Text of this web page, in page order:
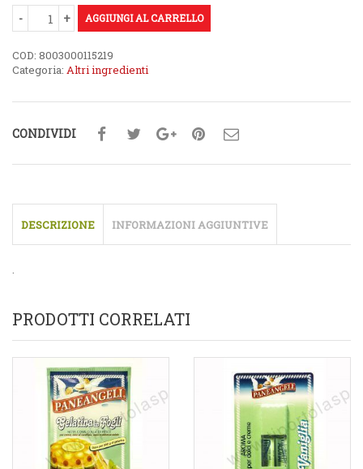
AGGIUNGI AL CARRELLO
COD: 8003000115219
Categoria: Altri ingredienti
CONDIVIDI
DESCRIZIONE INFORMAZIONI AGGIUNTIVE
.
PRODOTTI CORRELATI